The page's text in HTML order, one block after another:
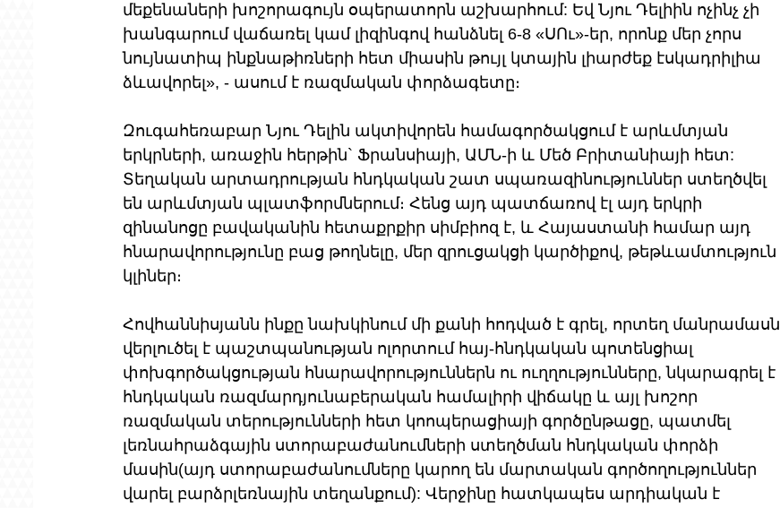
մեքենաների խոշորագույն օպերատորն աշխարհում: Եվ Նյու Դելիին ոչինչ չի
խանգարում վաճառել կամ լիզինգով հանձնել 6-8 «ՍՈւ»-եր, որոնք մեր չորս
նույնատիպ ինքնաթիռների հետ միասին թույլ կտային լիարժեք էսկադրիլիա
ձևավորել», - ասում է ռազմական փորձագետը։
Զուգահեռաբար Նյու Դելին ակտիվորեն համագործակցում է արևմտյան
երկրների, առաջին հերթին` Ֆրանսիայի, ԱՄՆ-ի և Մեծ Բրիտանիայի հետ:
Տեղական արտադրության հնդկական շատ սպառազինություններ ստեղծվել
են արևմտյան պլատֆորմներում։ Հենց այդ պատճառով էլ այդ երկրի
զինանոցը բավականին հետաքրքիր սիմբիոզ է, և Հայաստանի համար այդ
հնարավորությունը բաց թողնելը, մեր զրուցակցի կարծիքով, թեթևամտություն
կլիներ։
Հովհաննիսյանն ինքը նախկինում մի քանի հոդված է գրել, որտեղ մանրամասն
վերլուծել է պաշտպանության ոլորտում հայ-հնդկական պոտենցիալ
փոխգործակցության հնարավորություններն ու ուղղությունները, նկարագրել է
հնդկական ռազմարդյունաբերական համալիրի վիճակը և այլ խոշոր
ռազմական տերությունների հետ կոոպերացիայի գործընթացը, պատմել
լեռնահրաձգային ստորաբաժանումների ստեղծման հնդկական փորձի
մասին(այդ ստորաբաժանումները կարող են մարտական գործողություններ
վարել բարձրլեռնային տեղանքում): Վերջինը հատկապես արդիական է